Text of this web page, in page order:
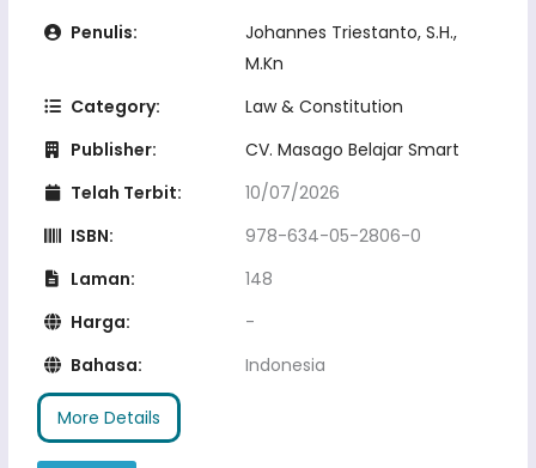
Penulis:
Johannes Triestanto, S.H.,
M.Kn
Category:
Law & Constitution
Publisher:
CV. Masago Belajar Smart
Telah Terbit:
10/07/2026
ISBN:
978-634-05-2806-0
Laman:
148
Harga:
-
Bahasa:
Indonesia
More Details